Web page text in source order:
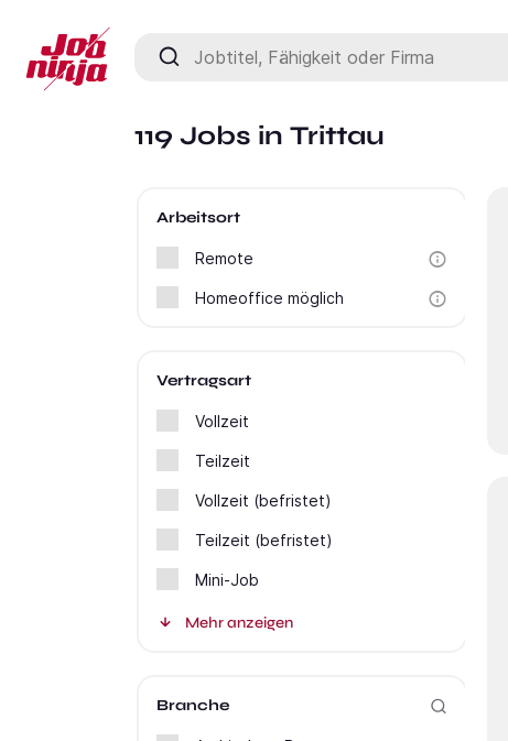
Jobtitel, Fähigkeit oder Firma
119 Jobs in Trittau
Arbeitsort
Remote
Homeoffice möglich
Vertragsart
Vollzeit
Teilzeit
Vollzeit (befristet)
Teilzeit (befristet)
Mini-Job
Mehr anzeigen
Branche